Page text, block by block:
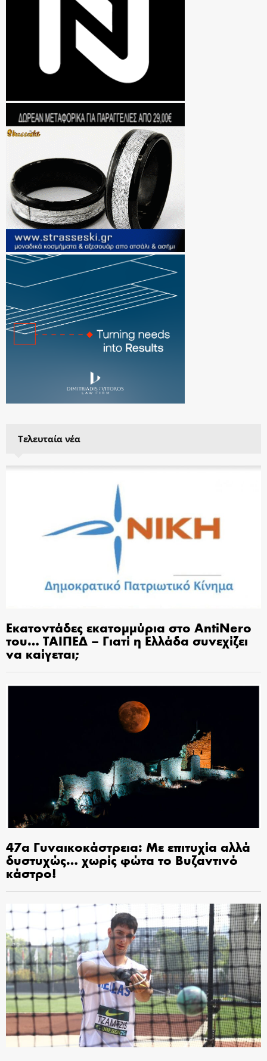
Τελευταία νέα
Εκατοντάδες εκατομμύρια στο AntiNero
του… ΤΑΙΠΕΔ – Γιατί η Ελλάδα συνεχίζει
να καίγεται;
47α Γυναικοκάστρεια: Με επιτυχία αλλά
δυστυχώς… χωρίς φώτα το Βυζαντινό
κάστρο!